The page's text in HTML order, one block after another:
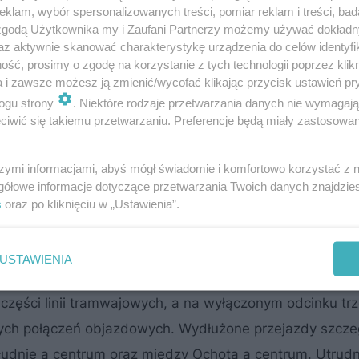
remont przechodziły one 20-30 lat temu), naprawę
przejazdach drogowych.Modernizacja ma
tramwajom jeździć Alejami Jerozolimskimi
dnia obsługuje duże potoki pasażerskie i stanowi
Warszawie.
linii tramwajowych, a na wyłączonym odcinku
połączeń objazdowych. Wydłużone przejazdy
a centrum oraz między Ochotą a centrum.
wybór spersonalizowanych treści, pomiar reklam i treści,
Użytkownika my i Zaufani Partnerzy możemy używać
aktywnie skanować charakterystykę urządzenia do celów
prosimy o zgodę na korzystanie z tych technologii poprzez
i zawsze możesz ją zmienić/wycofać klikając przycisk ustawień
strony
. Niektóre rodzaje przetwarzania danych nie
się takiemu przetwarzaniu. Preferencje będą miały
informacjami, abyś mógł świadomie i komfortowo korzystać z
informacje dotyczące przetwarzania Twoich danych
oraz po kliknięciu w „Ustawienia”.
USTAWIENIA